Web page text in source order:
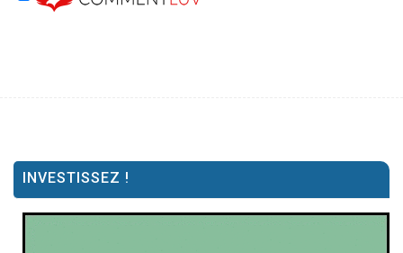
INVESTISSEZ !